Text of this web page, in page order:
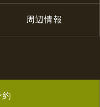
周辺情報
約